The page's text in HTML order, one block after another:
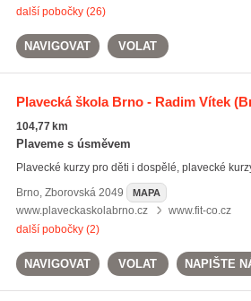
další pobočky (26)
NAVIGOVAT VOLAT
Plavecká škola Brno - Radim Vítek
104,77 km
Plaveme s úsměvem
Plavecké kurzy pro děti i dospělé, plavecké
Brno, Zborovská 2049 MAPA
www.plaveckaskolabrno.cz
www.fit-co.cz
další pobočky (2)
NAVIGOVAT VOLAT NAPIŠTE